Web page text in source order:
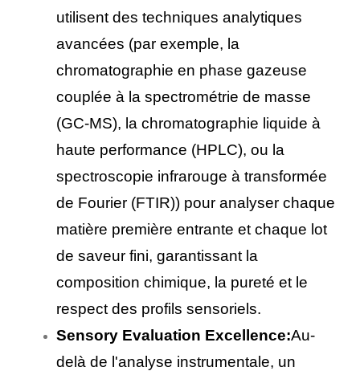
utilisent des techniques analytiques
avancées (par exemple, la
chromatographie en phase gazeuse
couplée à la spectrométrie de masse
(GC-MS), la chromatographie liquide à
haute performance (HPLC), ou la
spectroscopie infrarouge à transformée
de Fourier (FTIR)) pour analyser chaque
matière première entrante et chaque lot
de saveur fini, garantissant la
composition chimique, la pureté et le
respect des profils sensoriels.
Sensory Evaluation Excellence:Au-
delà de l'analyse instrumentale, un